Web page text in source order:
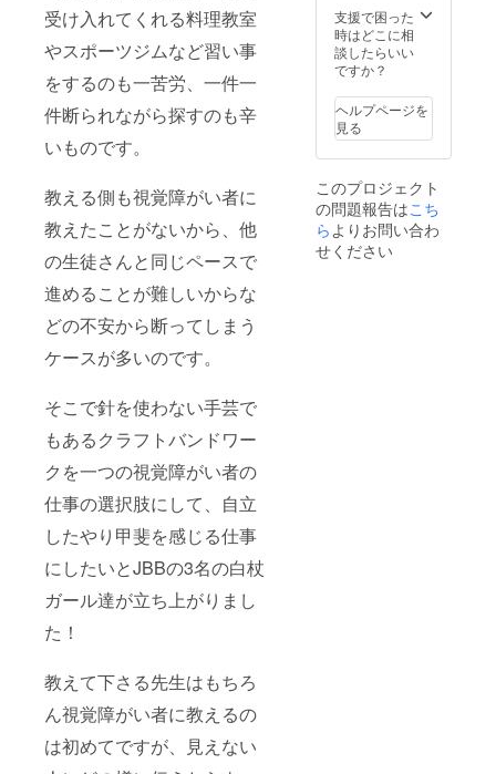
受け入れてくれる料理教室
やスポーツジムなど習い事
をするのも一苦労、一件一
件断られながら探すのも辛
いものです。
教える側も視覚障がい者に
教えたことがないから、他
の生徒さんと同じペースで
進めることが難しいからな
どの不安から断ってしまう
ケースが多いのです。
そこで針を使わない手芸で
もあるクラフトバンドワー
クを一つの視覚障がい者の
仕事の選択肢にして、自立
したやり甲斐を感じる仕事
にしたいとJBBの3名の白杖
ガール達が立ち上がりまし
た！
教えて下さる先生はもちろ
ん視覚障がい者に教えるの
は初めてですが、見えない
中には「駅
で声を掛け
られること
た」、「子
供の学校
で、今まで
は周りに人
がいること
がわからず
自分から声
て旬の
ニュー
スを配
信して
ので応
援よろ
しくお
願いい
す！ ※
日程は
個別に
ご調整
させて
いいた
しま
す。 ※
ご支援
会場ま
での往
復の交
通費、
はご支
援者様
のご負
担でお
願い申
事前に
ご相談
させて
いただ
す。 ク
ラフト
バンド
は紙で
とても
丈夫で
長くお
使いい
ただけ
支援で困った
時はどこに相
談したらいい
ですか？
ヘルプページを
見る
このプロジェクト
の問題報告はこち
らよりお問い合わ
せください